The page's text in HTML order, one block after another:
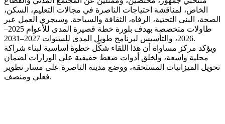
الخاص، لمناقشة احتياجات الناصرة في مجالات التعليم، السكن،
الصحة، البنى التحتية، الرفاه، الثقافة والسياحة. وسيجري العمل عبر
طاولات متخصصة بهدف بلورة خطة قصيرة المدى للأعوام 2025–
2026، والتأسيس لبرنامج طويل المدى للسنوات 2027–2031.
ويؤكد مركز مساواة أن هذا اللقاء شكّل خطوة أساسية لبناء شراكة
محلية واسعة، ولخلق أدوات ضغط حقيقية على الوزارات لضمان
تحويل الميزانيات المستحقة، ووضع مدينة الناصرة على مسار تطوير
فعلي ومنصف.